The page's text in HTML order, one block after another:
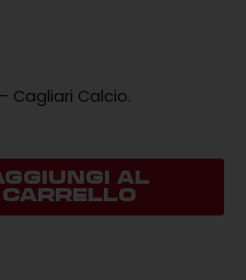
Cagliari Calcio.
AL
CARRELLO